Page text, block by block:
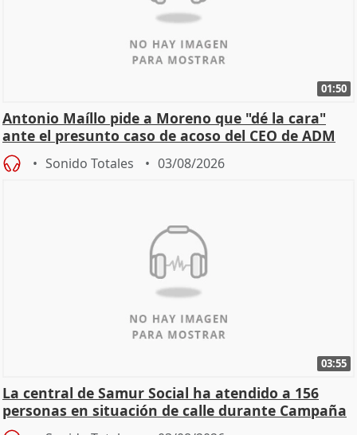
01:50
Antonio Maíllo pide a Moreno que "dé la cara"
ante el presunto caso de acoso del CEO de ADM
Sonido Totales 03/08/2026
03:55
La central de Samur Social ha atendido a 156
personas en situación de calle durante Campaña
de Calor